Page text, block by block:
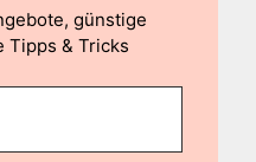
günstige
Tipps & Tricks